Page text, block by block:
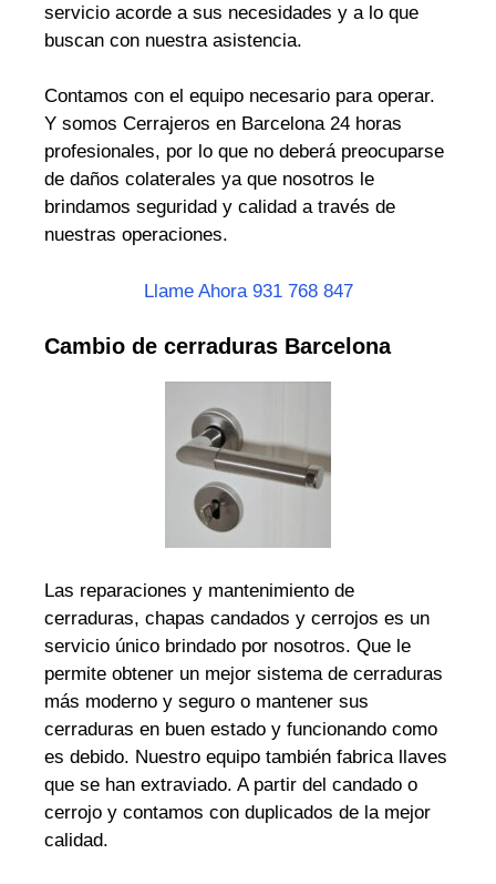
servicio acorde a sus necesidades y a lo que
buscan con nuestra asistencia.
Contamos con el equipo necesario para operar.
Y somos Cerrajeros en Barcelona 24 horas
profesionales, por lo que no deberá preocuparse
de daños colaterales ya que nosotros le
brindamos seguridad y calidad a través de
nuestras operaciones.
Llame Ahora 931 768 847
Cambio de cerraduras Barcelona
Las reparaciones y mantenimiento de
cerraduras, chapas candados y cerrojos es un
servicio único brindado por nosotros. Que le
permite obtener un mejor sistema de cerraduras
más moderno y seguro o mantener sus
cerraduras en buen estado y funcionando como
es debido. Nuestro equipo también fabrica llaves
que se han extraviado. A partir del candado o
cerrojo y contamos con duplicados de la mejor
calidad.